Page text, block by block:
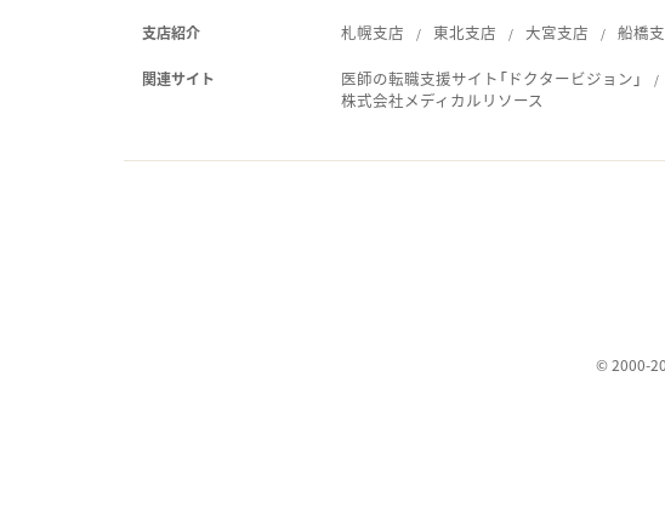
支店紹介 札幌支店 東北支店 大宮支店 船橋
関連サイト 医師の転職支援サイト「ドクタービジョン」
株式会社メディカルリソース
© 2000-